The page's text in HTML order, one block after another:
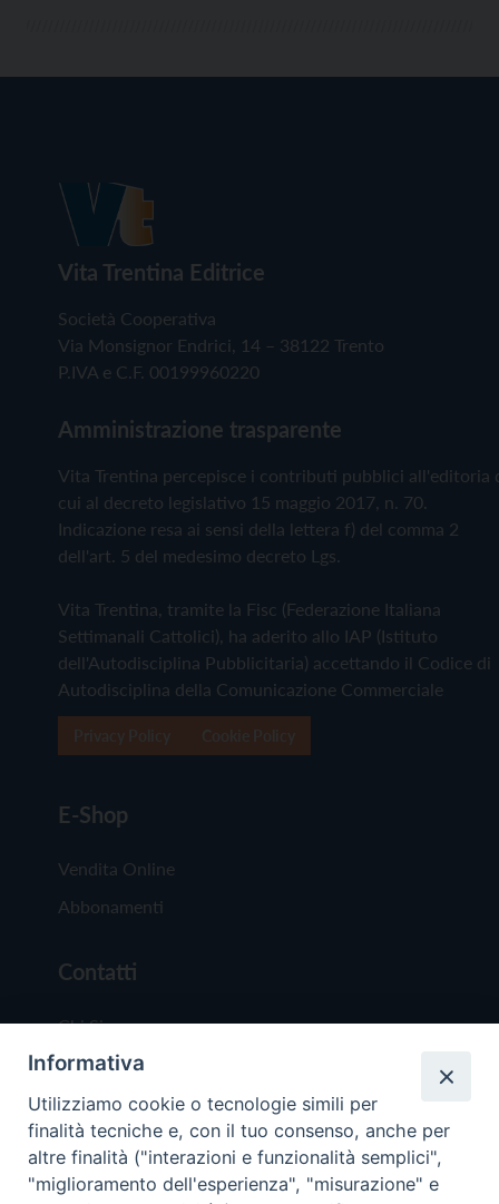
Vita Trentina Editrice
Società Cooperativa
Via Monsignor Endrici, 14 – 38122 Trento
P.IVA e C.F. 00199960220
Amministrazione trasparente
Vita Trentina percepisce i contributi pubblici all'editoria
cui al decreto legislativo 15 maggio 2017, n. 70.
Indicazione resa ai sensi della lettera f) del comma 2
dell'art. 5 del medesimo decreto Lgs.
Vita Trentina, tramite la Fisc (Federazione Italiana
Settimanali Cattolici), ha aderito allo IAP (Istituto
dell'Autodisciplina Pubblicitaria) accettando il Codice di
Autodisciplina della Comunicazione Commerciale
E-Shop
Vendita Online
Abbonamenti
Contatti
Chi Siamo
Redazione
Scrivici
Informativa
Utilizziamo cookie o tecnologie simili per
finalità tecniche e, con il tuo consenso, anche per
altre finalità ("interazioni e funzionalità semplici",
"miglioramento dell'esperienza", "misurazione" e